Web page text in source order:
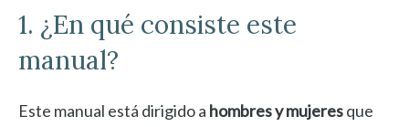
1. ¿En qué consiste este
manual?
Este manual está dirigido a hombres y mujeresque